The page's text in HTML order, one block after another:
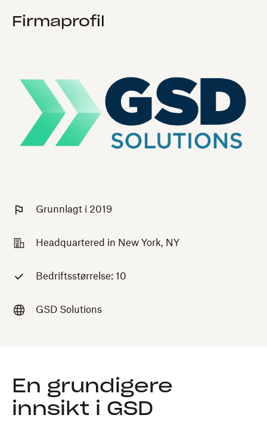
Firmaprofil
Grunnlagt i 2019
Headquartered in New York, NY
Bedriftsstørrelse: 10
GSD Solutions
En grundigere
innsikt i GSD